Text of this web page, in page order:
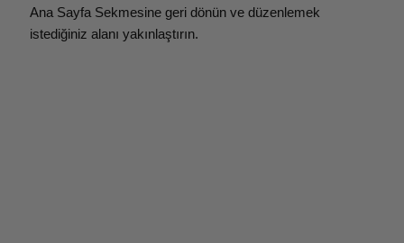
Ana Sayfa Sekmesine geri dönün ve düzenlemek
istediğiniz alanı yakınlaştırın.